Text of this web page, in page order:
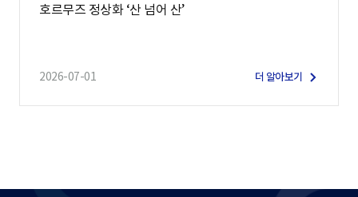
호르무즈 정상화 ‘산 넘어 산’
2026-07-01 더 알아보기